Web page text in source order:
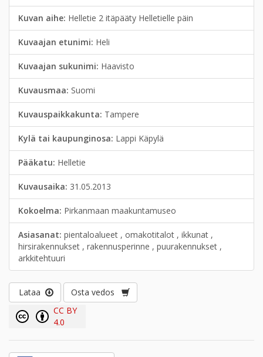
Kuvan aihe: Helletie 2 itäpääty Helletielle päin
Kuvaajan etunimi: Heli
Kuvaajan sukunimi: Haavisto
Kuvausmaa: Suomi
Kuvauspaikkakunta: Tampere
Kylä tai kaupunginosa: Lappi Käpylä
Pääkatu: Helletie
Kuvausaika: 31.05.2013
Kokoelma: Pirkanmaan maakuntamuseo
Asiasanat: pientaloalueet , omakotitalot , ikkunat ,
hirsirakennukset , rakennusperinne , puurakennukset ,
arkkitehtuuri
Lataa
Osta vedos
CC BY
4.0